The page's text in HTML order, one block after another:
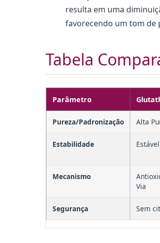
resulta em uma
favorecendo um tom de
Tabela
Parâmetro
Pureza/Padronização Alta
Estabilidade
Mecanismo
Via
Segurança Sem